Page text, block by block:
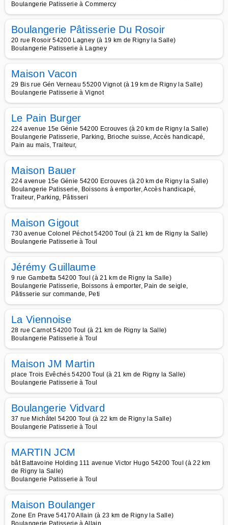
Boulangerie Patisserie à Commercy
Boulangerie Pâtisserie Du Rosoir
20 rue Rosoir 54200 Lagney (à 19 km de Rigny la Salle)
Boulangerie Patisserie à Lagney
Maison Vacon
29 Bis rue Gén Verneau 55200 Vignot (à 19 km de Rigny la Salle)
Boulangerie Patisserie à Vignot
Le Pain Burger
224 avenue 15e Génie 54200 Ecrouves (à 20 km de Rigny la Salle)
Boulangerie Patisserie, Parking, Brioche suisse, Accès handicapé,
Pain au maïs, Traiteur,
Maison Bauer
224 avenue 15e Génie 54200 Ecrouves (à 20 km de Rigny la Salle)
Boulangerie Patisserie, Boissons à emporter, Accès handicapé,
Traiteur, Parking, Pâtisseri
Maison Gigout
730 avenue Colonel Péchot 54200 Toul (à 21 km de Rigny la Salle)
Boulangerie Patisserie à Toul
Jérémy Guillaume
9 rue Gambetta 54200 Toul (à 21 km de Rigny la Salle)
Boulangerie Patisserie, Boissons à emporter, Pain de seigle,
Pâtisserie sur commande, Peti
La Viennoise
28 rue Carnot 54200 Toul (à 21 km de Rigny la Salle)
Boulangerie Patisserie à Toul
Maison JM Martin
place Trois Evêchés 54200 Toul (à 21 km de Rigny la Salle)
Boulangerie Patisserie à Toul
Boulangerie Vidvard
37 rue Michâtel 54200 Toul (à 22 km de Rigny la Salle)
Boulangerie Patisserie à Toul
MARTIN JCM
bât Battavoine Holding 111 avenue Victor Hugo 54200 Toul (à 22 km
de Rigny la Salle)
Boulangerie Patisserie à Toul
Maison Boulanger
Zone En Prave 54170 Allain (à 23 km de Rigny la Salle)
Boulangerie Patisserie à Allain